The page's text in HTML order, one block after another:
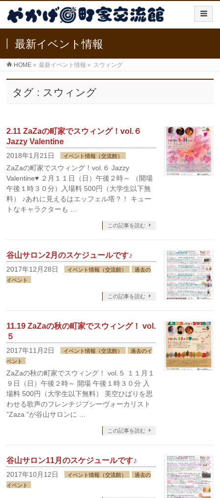
最新イベント情報
HOME » 最新イベント情報 » スウィング
タグ : スウィング
2.11 ZaZaの町家でスウィング！vol.６
Jazzy Valentine
2018年1月21日 イベント情報（交流館）
ZaZaの町家でスウィング！vol.６ Jazzy
Valentine♥ ２月１１日（日）午後２時～ （開場
午後１時３０分）入場料 500円（大学生以下無
料） ♪あれに見えるはエッフェル塔？！ キュー
トなキャラクターも …
この記事を読む
谷山サロン2月のスケジュールです♪
2017年12月28日 イベント情報（交流館）
過去の
イベント
この記事を読む
11.19 ZaZaの秋の町家でスウィング！ vol.
５
2017年11月2日 イベント情報（交流館）
過去のイ
ベント
ZaZaの秋の町家でスウィング！ vol.５ １１月１
９日（日）午後２時～ 開場 午後１時３０分 入
場料 500円（大学生以下無料） 美空ひばりを思
わせる歌声のフレンチジプシーヴォーカリスト
”Zaza ”が谷山サロンに …
この記事を読む
谷山サロン11月のスケジュールです♪
2017年10月12日 イベント情報（交流館）
過去の
イベント